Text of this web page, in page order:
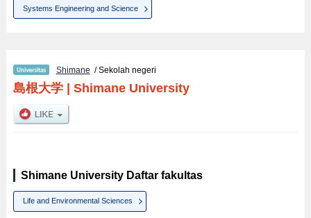
Systems Engineering and Science
Shimane / Sekolah negeri
島根大学| Shimane University
Shimane University Daftar fakultas
Life and Environmental Sciences